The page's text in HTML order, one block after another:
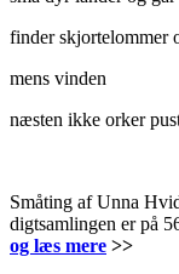
finder skjortelommer
mens vinden
næsten ikke orker
Småting af Unna
digtsamlingen er på
og læs mere >>